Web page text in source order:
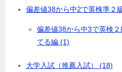
偏差値38から中2で英検準２
偏差値38から中3で英検
てる編 (1)
大学入試（推薦入試） (18)